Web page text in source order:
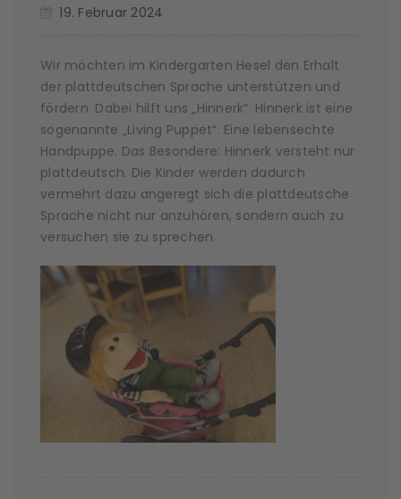
19. Februar 2024
Wir möchten im Kindergarten Hesel den Erhalt
der plattdeutschen Sprache unterstützen und
fördern. Dabei hilft uns „Hinnerk“. Hinnerk ist eine
sogenannte „Living Puppet“. Eine lebensechte
Handpuppe. Das Besondere: Hinnerk versteht nur
plattdeutsch. Die Kinder werden dadurch
vermehrt dazu angeregt sich die plattdeutsche
Sprache nicht nur anzuhören, sondern auch zu
versuchen sie zu sprechen.